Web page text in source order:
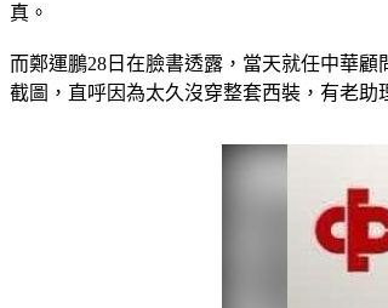
真。
而鄭運鵬28日在臉書透露，當天就任中華
截圖，直呼因為太久沒穿整套西裝，有老